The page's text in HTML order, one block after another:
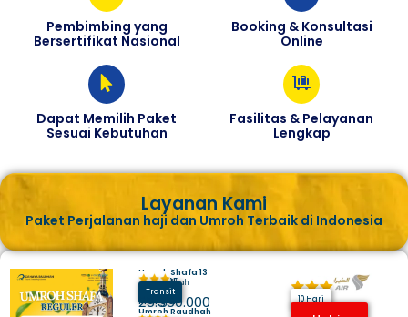
Pembimbing yang
Bersertifikat Nasional
Dapat Memilih Paket
Sesuai Kebutuhan
Booking & Konsultasi
Online
Fasilitas & Pelayanan
Lengkap
Layanan Kami
Paket Perjalanan haji dan Umroh Terbaik di Indonesia
Umroh Shafa 13
Juli 2025
Hotel Makkah
Transit
Harga
25.350.000
Umroh Raudhah
Madinah
10 Hari